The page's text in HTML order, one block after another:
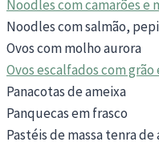
Noodles com camarões e
Noodles com salmão,
Ovos com molho aurora
Ovos escalfados com grão
Panacotas de ameixa
Panquecas em frasco
Pastéis de massa tenra de